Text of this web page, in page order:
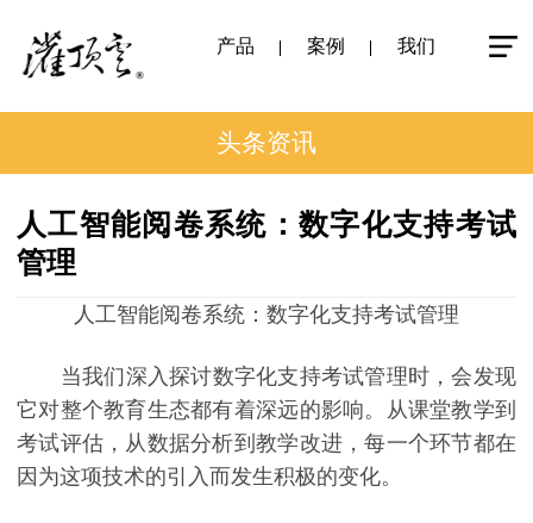
产品 案例 我们
头条资讯
人工智能阅卷系统：数字化支持考试
管理
人工智能阅卷系统：数字化支持考试管理
当我们深入探讨数字化支持考试管理时，会发现
它对整个教育生态都有着深远的影响。从课堂教学到
考试评估，从数据分析到教学改进，每一个环节都在
因为这项技术的引入而发生积极的变化。